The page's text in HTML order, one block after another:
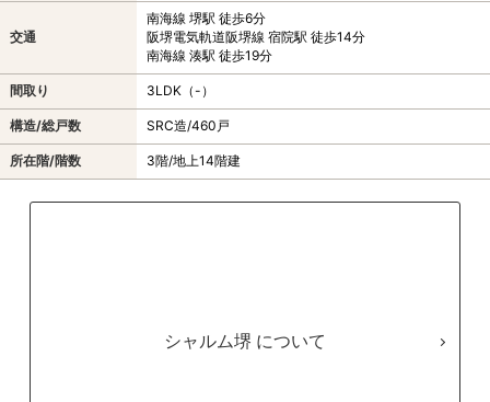
交通
南海線 堺駅 徒歩6分
阪堺電気軌道阪堺線 宿院駅 徒歩14分
南海線 湊駅 徒歩19分
間取り 3LDK（-）
構造/総戸数 SRC造/460戸
所在階/階数 3階/地上14階建
シャルム堺